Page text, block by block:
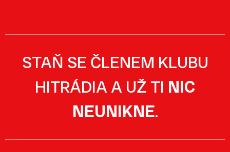
STAŇ SE ČLENEM KLUBU
HITRÁDIA A UŽ TI NIC
NEUNIKNE.